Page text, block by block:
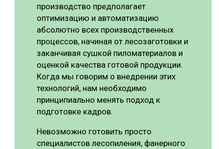
производство предполагает
оптимизацию и автоматизацию
абсолютно всех производственных
процессов, начиная от лесозаготовки и
заканчивая сушкой пиломатериалов и
оценкой качества готовой продукции.
Когда мы говорим о внедрении этих
технологий, нам необходимо
принципиально менять подход к
подготовке кадров.
Невозможно готовить просто
специалистов лесопиления, фанерного